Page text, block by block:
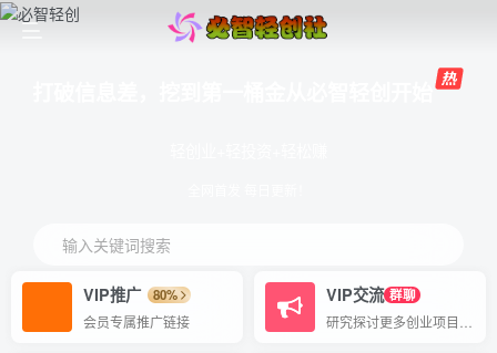
输入关键词搜索
VIP推广
80%
会员专属推广链接
VIP交流 群聊